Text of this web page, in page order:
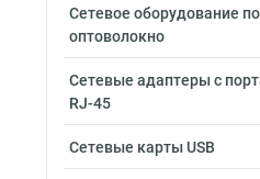
Сетевое оборудование
оптоволокно
Сетевые адаптеры с
RJ-45
Сетевые карты USB